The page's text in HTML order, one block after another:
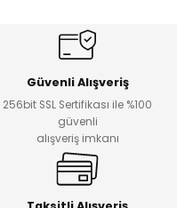
Güvenli Alışveriş
256bit SSL Sertifikası ile %100
güvenli
alışveriş imkanı